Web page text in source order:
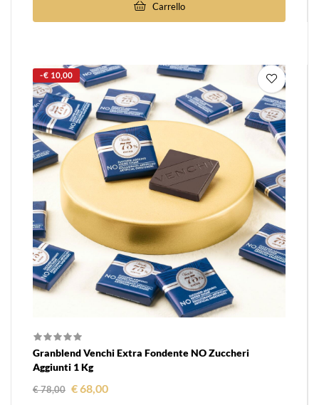
Carrello
-€ 10,00
Granblend Venchi Extra Fondente NO Zuccheri
Aggiunti 1 Kg
Prezzo regolare
€ 78,00 Prezzo
€ 68,00